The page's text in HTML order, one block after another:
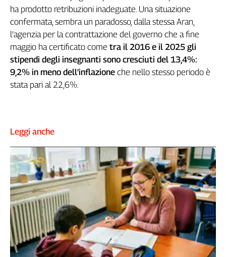
Diffusa
InFlai
Le
trasmissioni
tv
Work
Lavoro
Territori
Abruzzo-
Molise
Alto
Adige
Basilicata
Calabria
Campania
ha prodotto retribuzioni inadeguate. Una situazione
confermata, sembra un paradosso, dalla stessa Aran,
l’agenzia per la contrattazione del governo che a fine
maggio ha certificato come tra il 2016 e il 2025 gli
stipendi degli insegnanti sono cresciuti del 13,4%:
9,2% in meno dell’inflazione che nello stesso periodo è
stata pari al 22,6%.
Leggi anche